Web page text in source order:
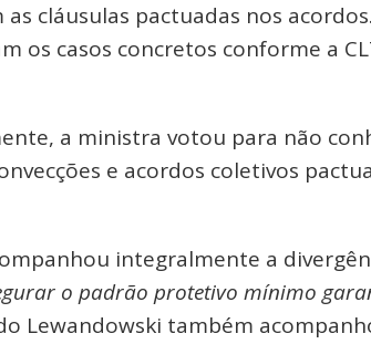
cláusulas pactuadas nos
os casos concretos conforme a
a ministra votou para não
e acordos coletivos
integralmente a
o padrão protetivo mínimo
Lewandowski também